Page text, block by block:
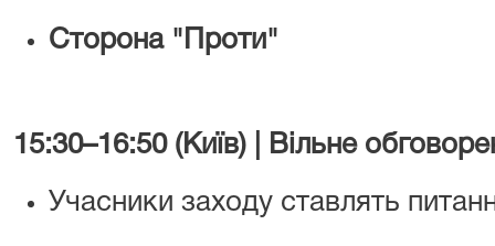
Сторона "Проти"
15:30–16:50 (Київ) | Вільне
Учасники заходу ставлять